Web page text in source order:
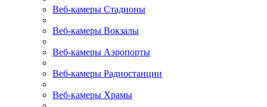
Веб-камеры Стадионы
Веб-камеры Вокзалы
Веб-камеры Аэропорты
Веб-камеры Радиостанции
Веб-камеры Храмы